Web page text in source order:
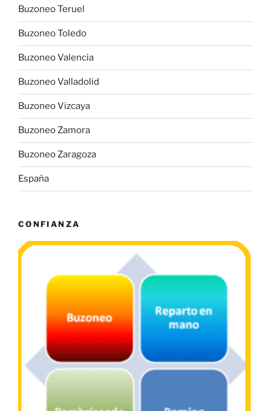
Buzoneo Teruel
Buzoneo Toledo
Buzoneo Valencia
Buzoneo Valladolid
Buzoneo Vizcaya
Buzoneo Zamora
Buzoneo Zaragoza
España
CONFIANZA